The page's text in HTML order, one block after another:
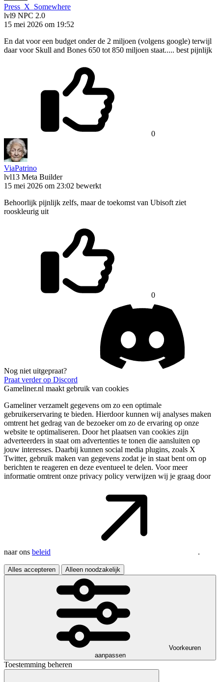
Press_X_Somewhere
lvl9 NPC 2.0
15 mei 2026 om 19:52
En dat voor een budget onder de 2 miljoen (volgens google) terwijl
daar voor Skull and Bones 650 tot 850 miljoen staat..... best pijnlijk
0
ViaPatrino
lvl13 Meta Builder
15 mei 2026 om 23:02 bewerkt
Behoorlijk pijnlijk zelfs, maar de toekomst van Ubisoft ziet
rooskleurig uit
0
Nog niet uitgepraat?
Praat verder op Discord
Gameliner.nl maakt gebruik van cookies
Gameliner verzamelt gegevens om zo een optimale
gebruikerservaring te bieden. Hierdoor kunnen wij analyses maken
omtrent het gedrag van de bezoeker om zo de ervaring op onze
website te optimaliseren. Door het plaatsen van cookies zijn
adverteerders in staat om advertenties te tonen die aansluiten op
jouw interesses. Daarbij kunnen social media plugins, zoals X
Twitter, gebruik maken van gegevens zodat je in staat bent om op
berichten te reageren en deze eventueel te delen. Voor meer
informatie omtrent onze privacy policy verwijzen wij je graag door
naar ons beleid .
Alles accepteren Alleen noodzakelijk
Voorkeuren
aanpassen
Toestemming beheren